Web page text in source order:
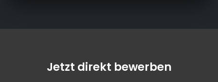
Jetzt direkt bewerben